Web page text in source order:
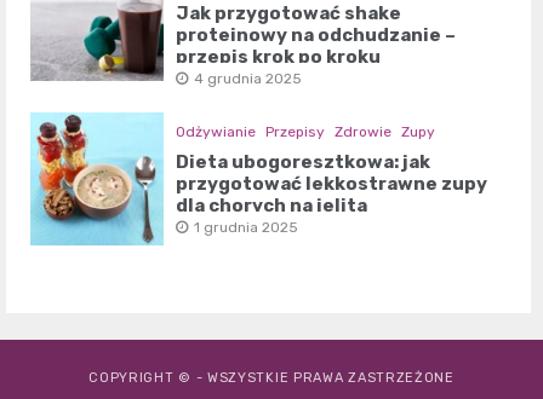
Jak przygotować shake
proteinowy na odchudzanie –
przepis krok po kroku
4 grudnia 2025
Odżywianie Przepisy Zdrowie Zupy
Dieta ubogoresztkowa: jak
przygotować lekkostrawne zupy
dla chorych na jelita
1 grudnia 2025
COPYRIGHT © - WSZYSTKIE PRAWA ZASTRZEŻONE